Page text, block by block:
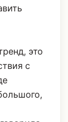
это
с